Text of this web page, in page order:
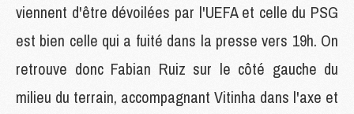
viennent d'être dévoilées par l'UEFA et celle du PSG
est bien celle qui a fuité dans la presse vers 19h. On
retrouve donc Fabian Ruiz sur le côté gauche du
milieu du terrain, accompagnant Vitinha dans l'axe et